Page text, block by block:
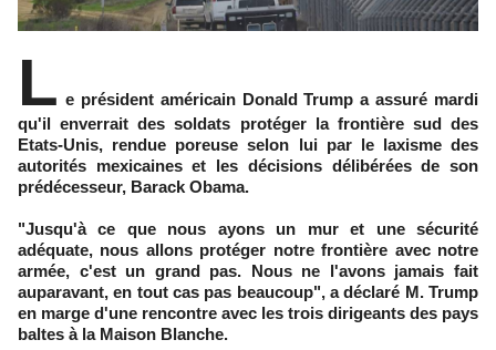
L e président américain Donald Trump a assuré mardi
qu'il enverrait des soldats protéger la frontière sud des
Etats-Unis, rendue poreuse selon lui par le laxisme des
autorités mexicaines et les décisions délibérées de son
prédécesseur, Barack Obama.
"Jusqu'à ce que nous ayons un mur et une sécurité
adéquate, nous allons protéger notre frontière avec notre
armée, c'est un grand pas. Nous ne l'avons jamais fait
auparavant, en tout cas pas beaucoup", a déclaré M. Trump
en marge d'une rencontre avec les trois dirigeants des pays
baltes à la Maison Blanche.